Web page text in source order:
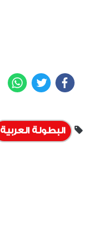
Facebook
Twitter
البطولة العربية